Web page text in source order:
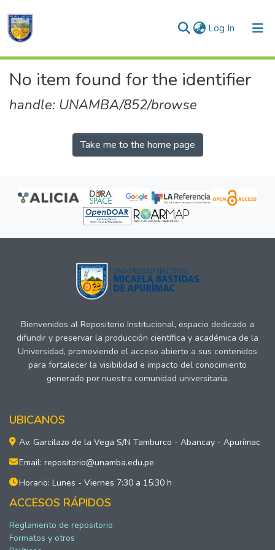
Log In (current)
Communities & Collections
No item found for the identifier
handle: UNAMBA/852/browse
Take me to the home page
Bienvenidos al Repositorio Institucional, espacio dedicado a
difundir y preservar la producción científica y académica de la
Universidad, promoviendo el acceso abierto a sus contenidos
para fortalecer la visibilidad e impacto del conocimiento
generado por nuestra comunidad universitaria.
UBICANOS
Av. Garcilazo de la Vega S/N Tamburco - Abancay - Apurímac
Email: repositorio@unamba.edu.pe
Horario: Lunes - Viernes 7:30 a 15:30 h
ACCESOS RÁPIDOS
Reglamento de repositorio
Formatos y otros